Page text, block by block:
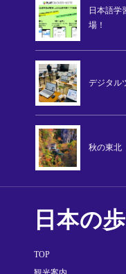
日本語学
場！
デジタル
秋の東北
日本の
TOP